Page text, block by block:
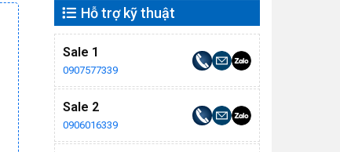
Hỗ trợ kỹ thuật
Sale 1
0907577339
Sale 2
0906016339